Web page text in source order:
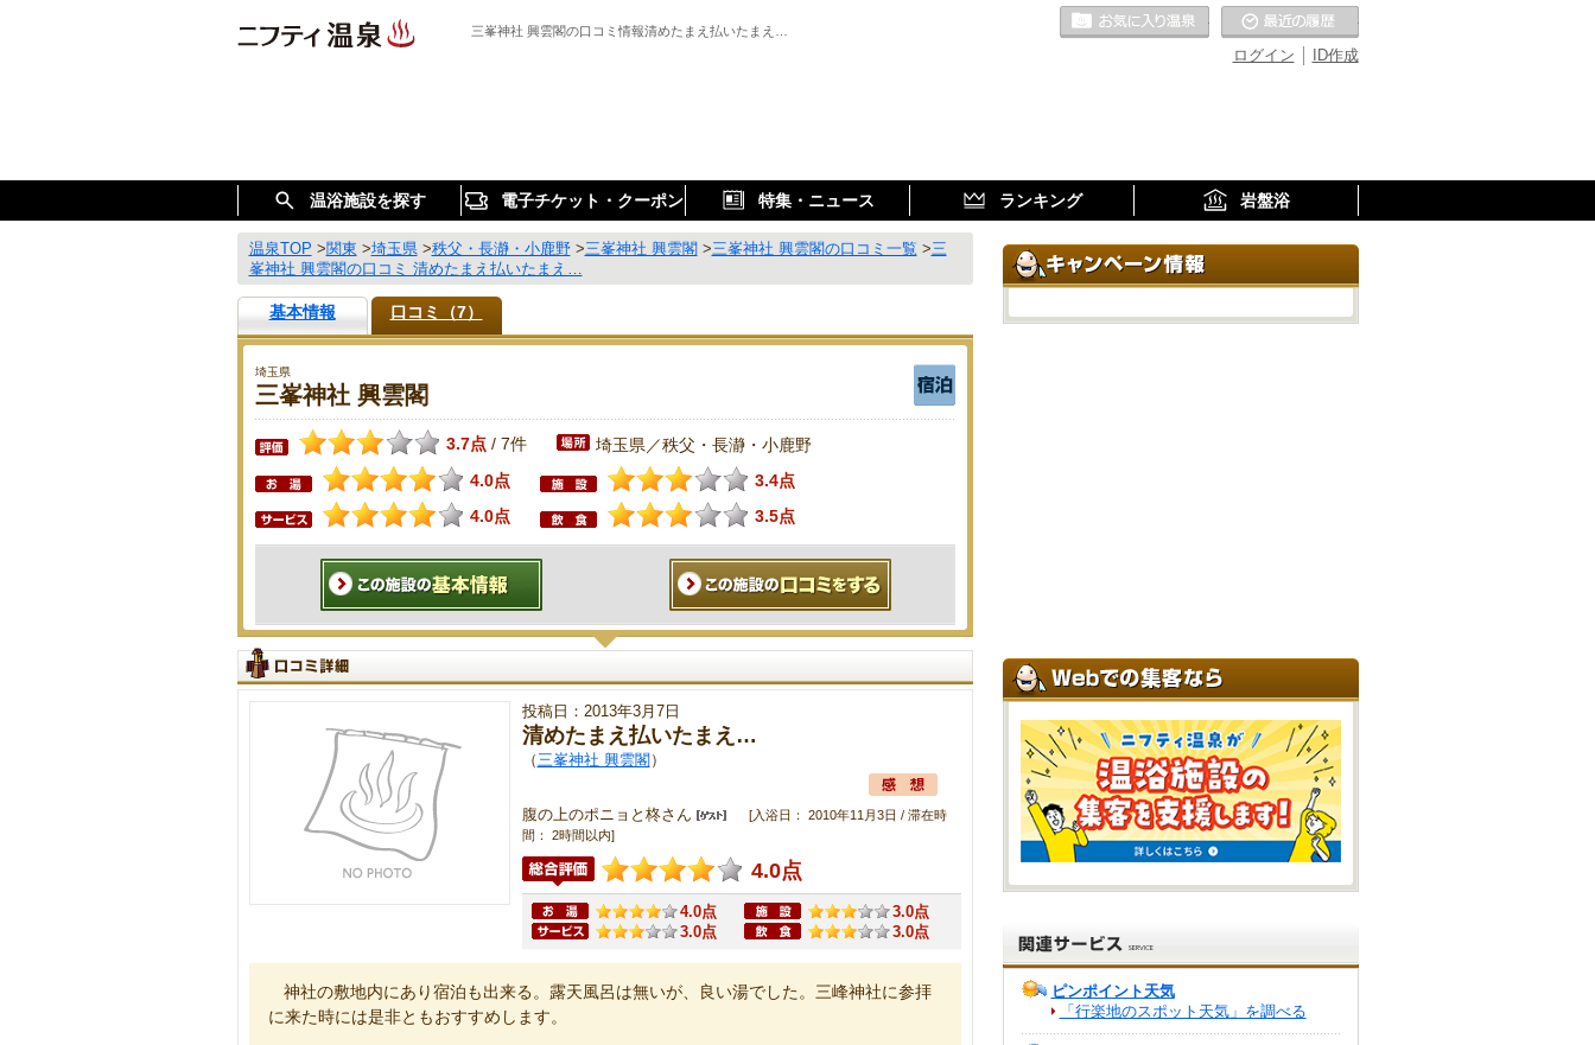
三峯神社 興雲閣の口コミ情報清めたまえ払いたまえ…
ID作成
ログイン
お気に入りの温泉
温浴施設を探す 電子チケット・クーポン 特集・ニュース ランキング 岩盤浴
温泉TOP >関東 >埼玉県>秩父・長瀞・小鹿野>三峯神社 興雲閣 >三峯神社 興雲閣の口コミ一覧 >三
峯神社 興雲閣の口コミ 清めたまえ払いたまえ…
基本情報 口コミ（7）
埼玉県
三峯神社 興雲閣
3.7点 / 7件 埼玉県／秩父・長瀞・小鹿野
4.0点
3.4点
4.0点
3.5点
投稿日：2013年3月7日
清めたまえ払いたまえ…
（三峯神社 興雲閣 ）
腹の上のポニョと柊さん
[入浴日： 2010年11月3日 / 滞在時
間： 2時間以内]
4.0点
4.0点
3.0点
3.0点
3.0点
神社の敷地内にあり宿泊も出来る。露天風呂は無いが、良い湯でした。三峰神社に参拝
に来た時には是非ともおすすめします。
ピンポイント天気
「行楽地のスポット天気」を調べる